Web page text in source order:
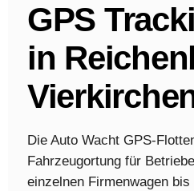
GPS
in
Die Auto Wacht GPS-
Fahrzeugortung für
einzelnen Firmenwagen